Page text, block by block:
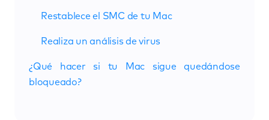
Restablece el SMC de tu Mac
Realiza un análisis de virus
¿Qué hacer si tu Mac sigue quedándose
bloqueado?